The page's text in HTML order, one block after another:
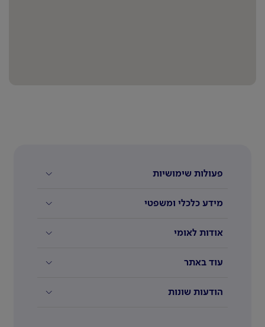
פעולות שימושיות
מידע כלכלי ומשפטי
אודות לאומי
עוד באתר
הודעות שונות